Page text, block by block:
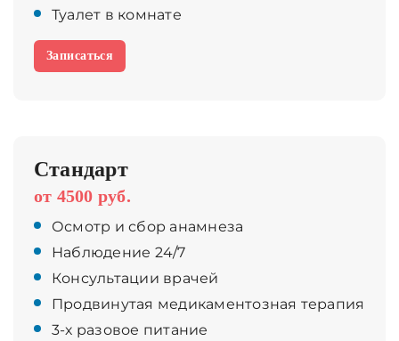
Туалет в комнате
Записаться
Стандарт
от 4500 руб.
Осмотр и сбор анамнеза
Наблюдение 24/7
Консультации врачей
Продвинутая медикаментозная терапия
3-х разовое питание